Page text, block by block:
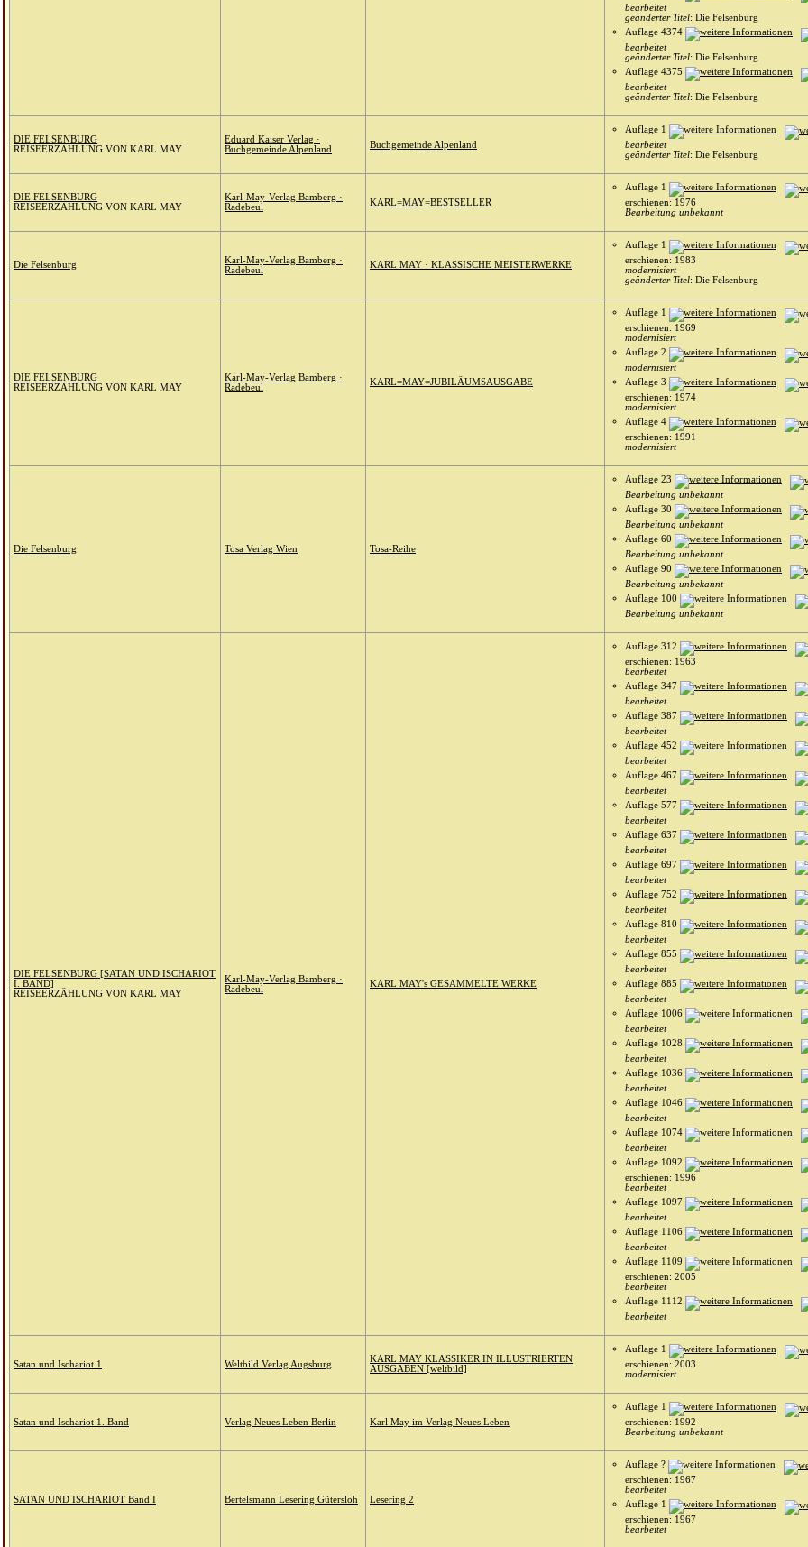
bearbeitet
geänderter Titel: Die Felsenburg
Auflage 4374
bearbeitet
geänderter Titel: Die Felsenburg
Auflage 4375
bearbeitet
geänderter Titel: Die Felsenburg
DIE FELSENBURG
REISEERZÄHLUNG VON KARL MAY
Eduard Kaiser Verlag ·
Buchgemeinde Alpenland
Buchgemeinde Alpenland
Auflage 1
bearbeitet
geänderter Titel: Die Felsenburg
DIE FELSENBURG
REISEERZÄHLUNG VON KARL MAY
Karl-May-Verlag Bamberg ·
Radebeul
KARL=MAY=BESTSELLER
Auflage 1
erschienen: 1976
Bearbeitung unbekannt
Die Felsenburg
Karl-May-Verlag Bamberg ·
Radebeul
KARL MAY · KLASSISCHE MEISTERWERKE
Auflage 1
erschienen: 1983
modernisiert
geänderter Titel: Die Felsenburg
DIE FELSENBURG
REISEERZÄHLUNG VON KARL MAY
Karl-May-Verlag Bamberg ·
Radebeul
KARL=MAY=JUBILÄUMSAUSGABE
Auflage 1
erschienen: 1969
modernisiert
Auflage 2
modernisiert
Auflage 3
erschienen: 1974
modernisiert
Auflage 4
erschienen: 1991
modernisiert
Die Felsenburg Tosa Verlag Wien Tosa-Reihe
Auflage 23
Bearbeitung unbekannt
Auflage 30
Bearbeitung unbekannt
Auflage 60
Bearbeitung unbekannt
Auflage 90
Bearbeitung unbekannt
Auflage 100
Bearbeitung unbekannt
DIE FELSENBURG [SATAN UND ISCHARIOT
I. BAND]
REISEERZÄHLUNG VON KARL MAY
Karl-May-Verlag Bamberg ·
Radebeul
KARL MAY's GESAMMELTE WERKE
Auflage 312
erschienen: 1963
bearbeitet
Auflage 347
bearbeitet
Auflage 387
bearbeitet
Auflage 452
bearbeitet
Auflage 467
bearbeitet
Auflage 577
bearbeitet
Auflage 637
bearbeitet
Auflage 697
bearbeitet
Auflage 752
bearbeitet
Auflage 810
bearbeitet
Auflage 855
bearbeitet
Auflage 885
bearbeitet
Auflage 1006
bearbeitet
Auflage 1028
bearbeitet
Auflage 1036
bearbeitet
Auflage 1046
bearbeitet
Auflage 1074
bearbeitet
Auflage 1092
erschienen: 1996
bearbeitet
Auflage 1097
bearbeitet
Auflage 1106
bearbeitet
Auflage 1109
erschienen: 2005
bearbeitet
Auflage 1112
bearbeitet
Satan und Ischariot 1 Weltbild Verlag Augsburg
KARL MAY KLASSIKER IN ILLUSTRIERTEN
AUSGABEN [weltbild]
Auflage 1
erschienen: 2003
modernisiert
Satan und Ischariot 1. Band Verlag Neues Leben Berlin Karl May im Verlag Neues Leben
Auflage 1
erschienen: 1992
Bearbeitung unbekannt
SATAN UND ISCHARIOT Band I Bertelsmann Lesering Gütersloh Lesering 2
Auflage ?
erschienen: 1967
bearbeitet
Auflage 1
erschienen: 1967
bearbeitet